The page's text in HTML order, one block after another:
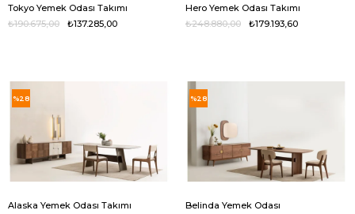
Tokyo Yemek Odası Takımı
₺137.285,00
₺190.675,00
Hero Yemek Odası Takımı
₺179.193,60
₺248.880,00
Alaska Yemek Odası Takımı
%28
Belinda Yemek Odası
%28